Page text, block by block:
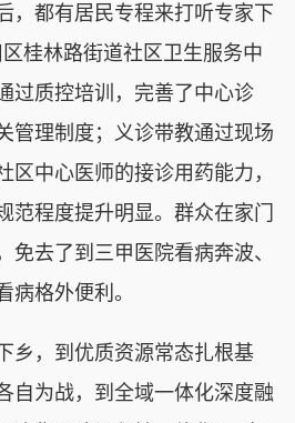
，都有居民专程来打听专家下
桂林路街道社区卫生服务中
过质控培训，完善了中心诊
管理制度；义诊带教通过现场
区中心医师的接诊用药能力，
范程度提升明显。群众在家门
免去了到三甲医院看病奔波、
病格外便利。
，到优质资源常态扎根基
自为战，到全域一体化深度融